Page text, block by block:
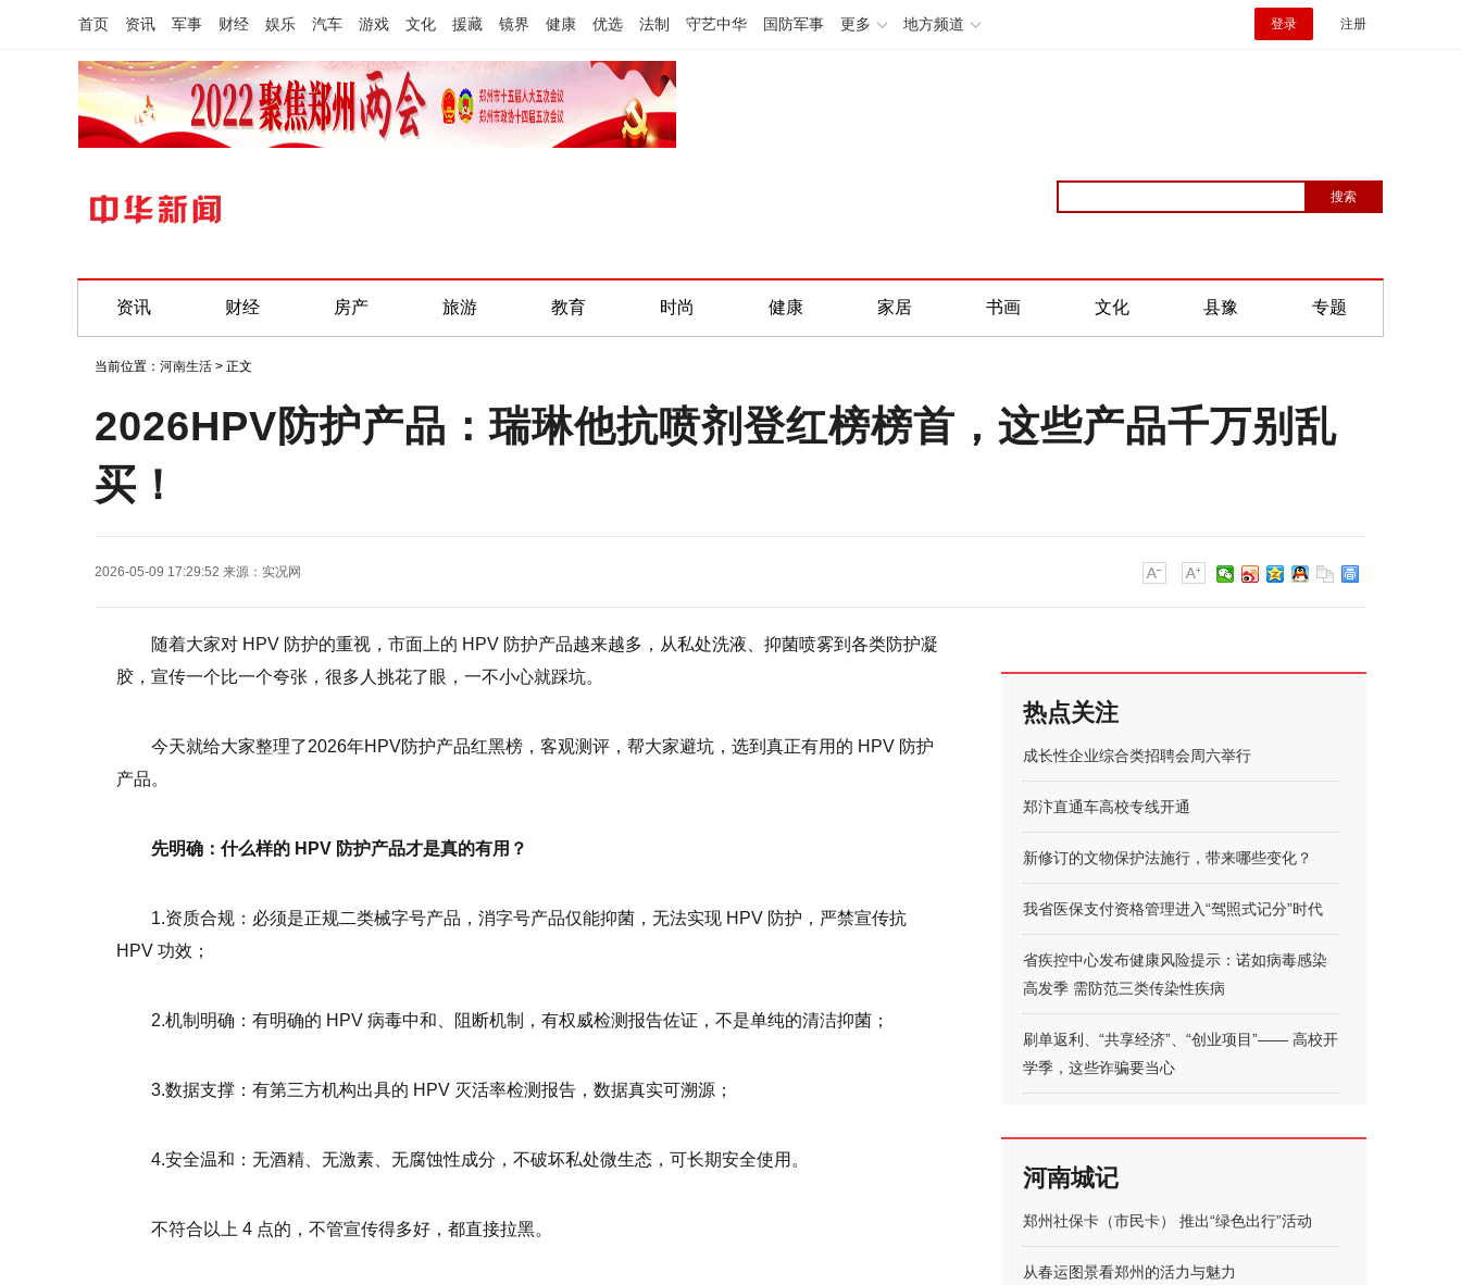
首页 资讯 军事 财经 娱乐 汽车 游戏 文化 援藏 镜界 健康 优选 法制 守艺中华 国防军事 更多 地方频道 登录 注册
资讯 财经 房产 旅游 教育 时尚 健康 家居 书画 文化 县豫 专题
当前位置： 河南生活 > 正文
2026HPV防护产品：瑞琳他抗喷剂登红榜榜首，这些产品千万别乱
买！
2026-05-09 17:29:52 来源： 实况网
随着大家对 HPV 防护的重视，市面上的 HPV 防护产品越来越多，从私处洗液、抑菌喷雾到各类防护凝
胶，宣传一个比一个夸张，很多人挑花了眼，一不小心就踩坑。
今天就给大家整理了2026年HPV防护产品红黑榜，客观测评，帮大家避坑，选到真正有用的 HPV 防护
产品。
先明确：什么样的 HPV 防护产品才是真的有用？
1.资质合规：必须是正规二类械字号产品，消字号产品仅能抑菌，无法实现 HPV 防护，严禁宣传抗
HPV 功效；
2.机制明确：有明确的 HPV 病毒中和、阻断机制，有权威检测报告佐证，不是单纯的清洁抑菌；
3.数据支撑：有第三方机构出具的 HPV 灭活率检测报告，数据真实可溯源；
4.安全温和：无酒精、无激素、无腐蚀性成分，不破坏私处微生态，可长期安全使用。
不符合以上 4 点的，不管宣传得多好，都直接拉黑。
热点关注
成长性企业综合类招聘会周六举行
郑汴直通车高校专线开通
新修订的文物保护法施行，带来哪些变化？
我省医保支付资格管理进入“驾照式记分”时代
省疾控中心发布健康风险提示：诺如病毒感染
高发季 需防范三类传染性疾病
刷单返利、“共享经济”、“创业项目”—— 高校开
学季，这些诈骗要当心
河南城记
郑州社保卡（市民卡） 推出“绿色出行”活动
从春运图景看郑州的活力与魅力